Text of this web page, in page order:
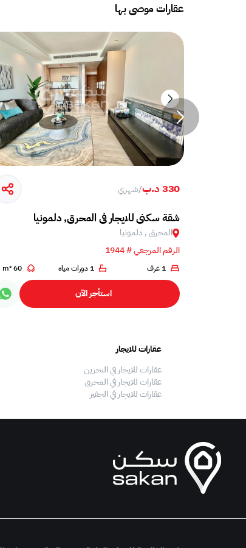
عقارات موصى بها
330 د.ب /شهري
شقة سكني للايجار في المحرق, دلمونيا
المحرق , دلمونيا
الرقم المرجعي # 1944
1 غرف 1 دورات مياه 60 m²
استأجر الآن
عقارات للايجار
عقارات للايجار في البحرين
عقارات للايجار في المحرق
عقارات للايجار في الجفير